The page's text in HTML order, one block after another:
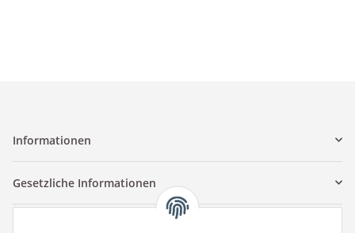
Informationen
Gesetzliche Informationen